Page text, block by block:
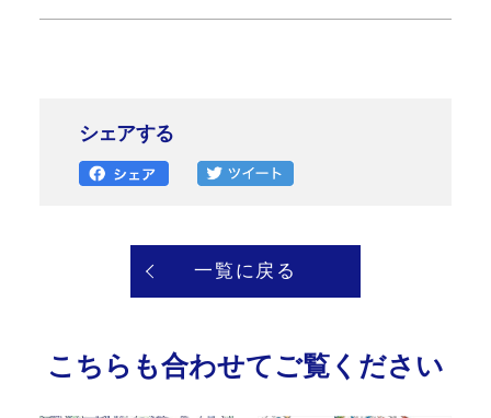
シェアする
一覧に戻る
こちらも合わせてご覧ください